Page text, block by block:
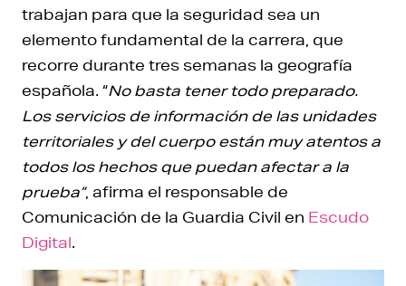
trabajan para que la seguridad sea un
elemento fundamental de la carrera, que
recorre durante tres semanas la geografía
española. “No basta tener todo preparado.
Los servicios de información de las unidades
territoriales y del cuerpo están muy atentos a
todos los hechos que puedan afectar a la
prueba”, afirma el responsable de
Comunicación de la Guardia Civil en Escudo
Digital.